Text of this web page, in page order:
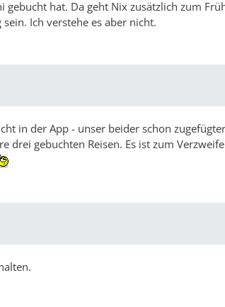
hat. Da geht Nix zusätzlich zum
Ich verstehe es aber nicht.
in der App - unser beider schon zugefügter
gebuchten Reisen. Es ist zum